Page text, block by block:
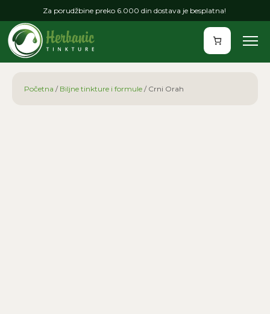
Za porudžbine preko 6.000 din dostava je besplatna!
Početna / Biljne tinkture i formule / Crni Orah